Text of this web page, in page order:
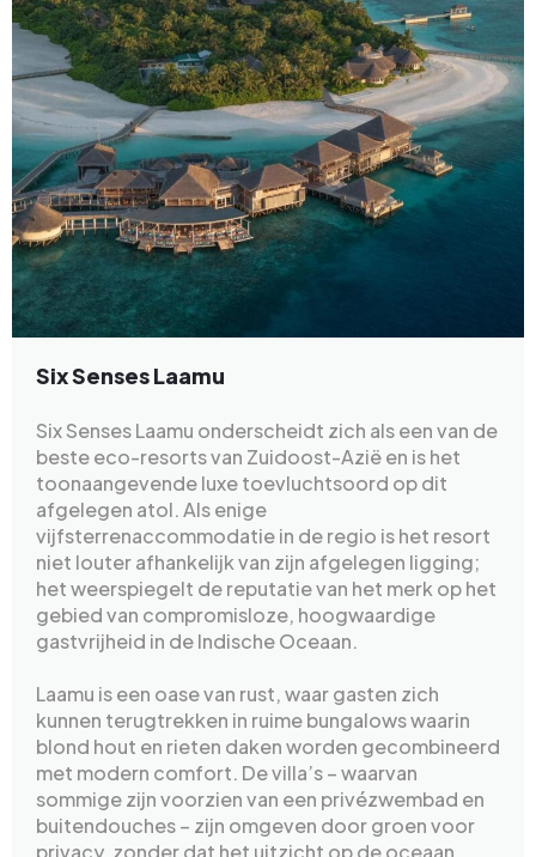
Six Senses Laamu
Six Senses Laamu onderscheidt zich als een van de
beste eco-resorts van Zuidoost-Azië en is het
toonaangevende luxe toevluchtsoord op dit
afgelegen atol. Als enige
vijfsterrenaccommodatie in de regio is het resort
niet louter afhankelijk van zijn afgelegen ligging;
het weerspiegelt de reputatie van het merk op het
gebied van compromisloze, hoogwaardige
gastvrijheid in de Indische Oceaan.
Laamu is een oase van rust, waar gasten zich
kunnen terugtrekken in ruime bungalows waarin
blond hout en rieten daken worden gecombineerd
met modern comfort. De villa’s – waarvan
sommige zijn voorzien van een privézwembad en
buitendouches – zijn omgeven door groen voor
privacy, zonder dat het uitzicht op de oceaan